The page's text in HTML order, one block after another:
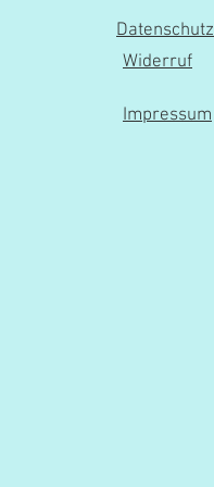
Datenschutz
Widerruf
Impressum